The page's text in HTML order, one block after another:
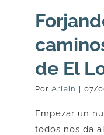
de El
Por Arlain | 07/
Empezar un
todos nos da